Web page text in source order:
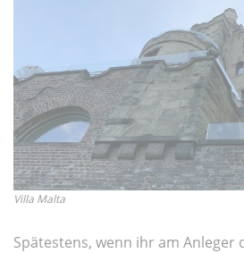
Villa Malta
Spätestens, wenn ihr am Anleger